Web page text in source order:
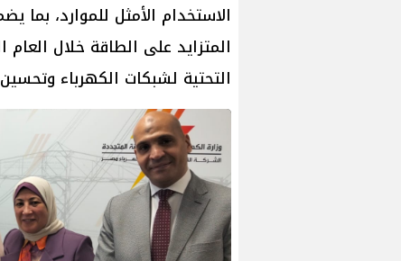
الاستخدام الأمثل للموارد، بما
المتزايد على الطاقة خلال العام
التحتية لشبكات الكهرباء